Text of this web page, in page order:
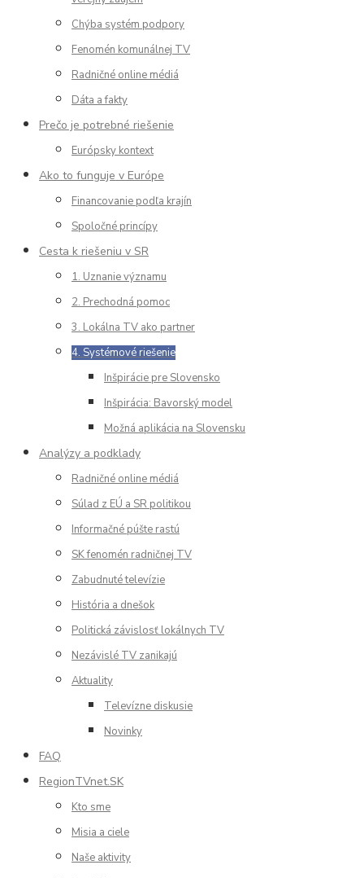
Chýba systém podpory
Fenomén komunálnej TV
Radničné online médiá
Dáta a fakty
Prečo je potrebné riešenie
Európsky kontext
Ako to funguje v Európe
Financovanie podľa krajín
Spoločné princípy
Cesta k riešeniu v SR
1. Uznanie významu
2. Prechodná pomoc
3. Lokálna TV ako partner
4. Systémové riešenie
Inšpirácie pre Slovensko
Inšpirácia: Bavorský model
Možná aplikácia na Slovensku
Analýzy a podklady
Radničné online médiá
Súlad z EÚ a SR politikou
Informačné púšte rastú
SK fenomén radničnej TV
Zabudnuté televízie
História a dnešok
Politická závislosť lokálnych TV
Nezávislé TV zanikajú
Aktuality
Televízne diskusie
Novinky
FAQ
RegionTVnet.SK
Kto sme
Misia a ciele
Naše aktivity